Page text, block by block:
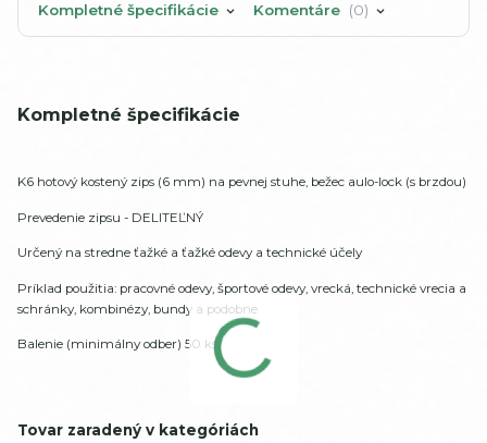
Kompletné špecifikácie Komentáre 0
Kompletné špecifikácie
K6 hotový kostený zips (6 mm) na pevnej stuhe, bežec aulo-lock (s brzdou)
Prevedenie zipsu - DELITEĽNÝ
Určený na stredne ťažké a ťažké odevy a technické účely
Príklad použitia: pracovné odevy, športové odevy, vrecká, technické vrecia a
schránky, kombinézy, bundy a podobne
Balenie (minimálny odber) 50 ks
Tovar zaradený v kategóriách